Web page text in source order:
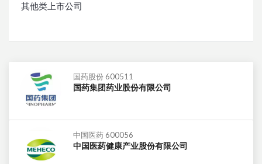
其他类上市公司
国药股份 600511
国药集团药业股份有限公司
中国医药 600056
中国医药健康产业股份有限公司